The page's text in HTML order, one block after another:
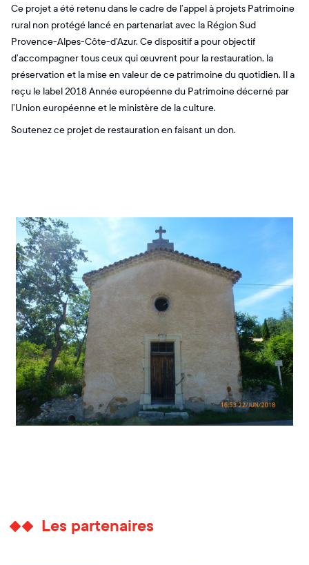
Ce projet a été retenu dans le cadre de l’appel à projets Patrimoine
rural non protégé lancé en partenariat avec la Région Sud
Provence-Alpes-Côte-d’Azur. Ce dispositif a pour objectif
d’accompagner tous ceux qui œuvrent pour la restauration, la
préservation et la mise en valeur de ce patrimoine du quotidien. Il a
reçu le label 2018 Année européenne du Patrimoine décerné par
l’Union européenne et le ministère de la culture.
Soutenez ce projet de restauration en faisant un don.
Les partenaires